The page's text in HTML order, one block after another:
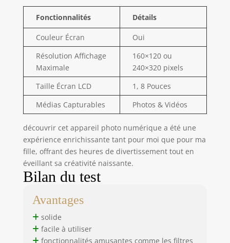
Fonctionnalités Détails
Couleur Écran
Oui
Résolution Affichage
Maximale
160×120 ou
240×320 pixels
Taille Écran LCD
1, 8 Pouces
Médias Capturables
Photos & Vidéos
découvrir cet appareil photo numérique a été une
expérience enrichissante tant pour moi que pour ma
fille, offrant des heures de divertissement tout en
éveillant sa créativité naissante.
Bilan du test
Avantages
solide
facile à utiliser
fonctionnalités amusantes comme les filtres